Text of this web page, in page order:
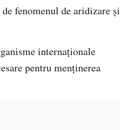
fenomenul de aridizare și
internaționale
pentru menținerea